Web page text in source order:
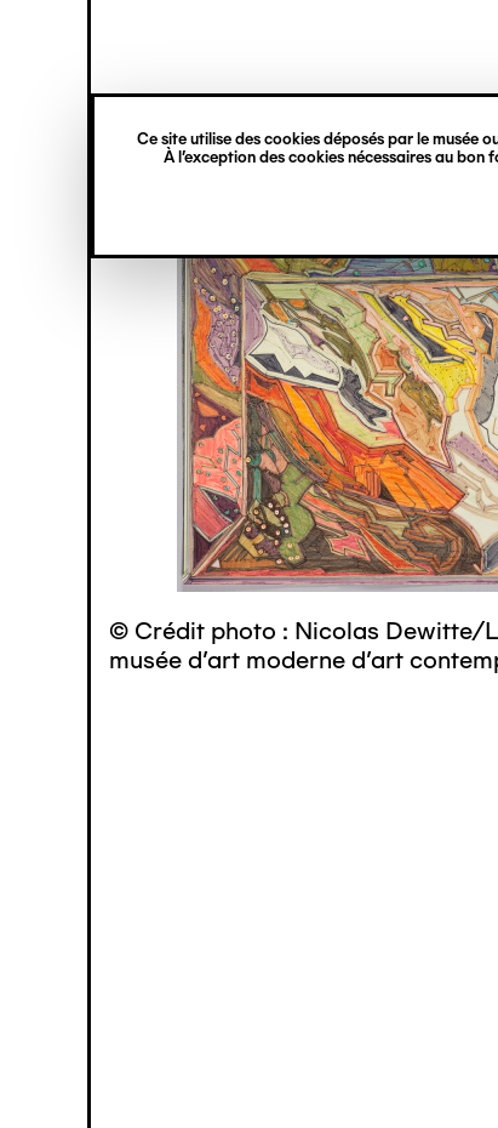
Ce site utilise des cookies déposés par le musée
À l’exception des cookies nécessaires au
principal
verticale
© Crédit photo : Nicolas Dewitte/
musée d’art moderne d’art